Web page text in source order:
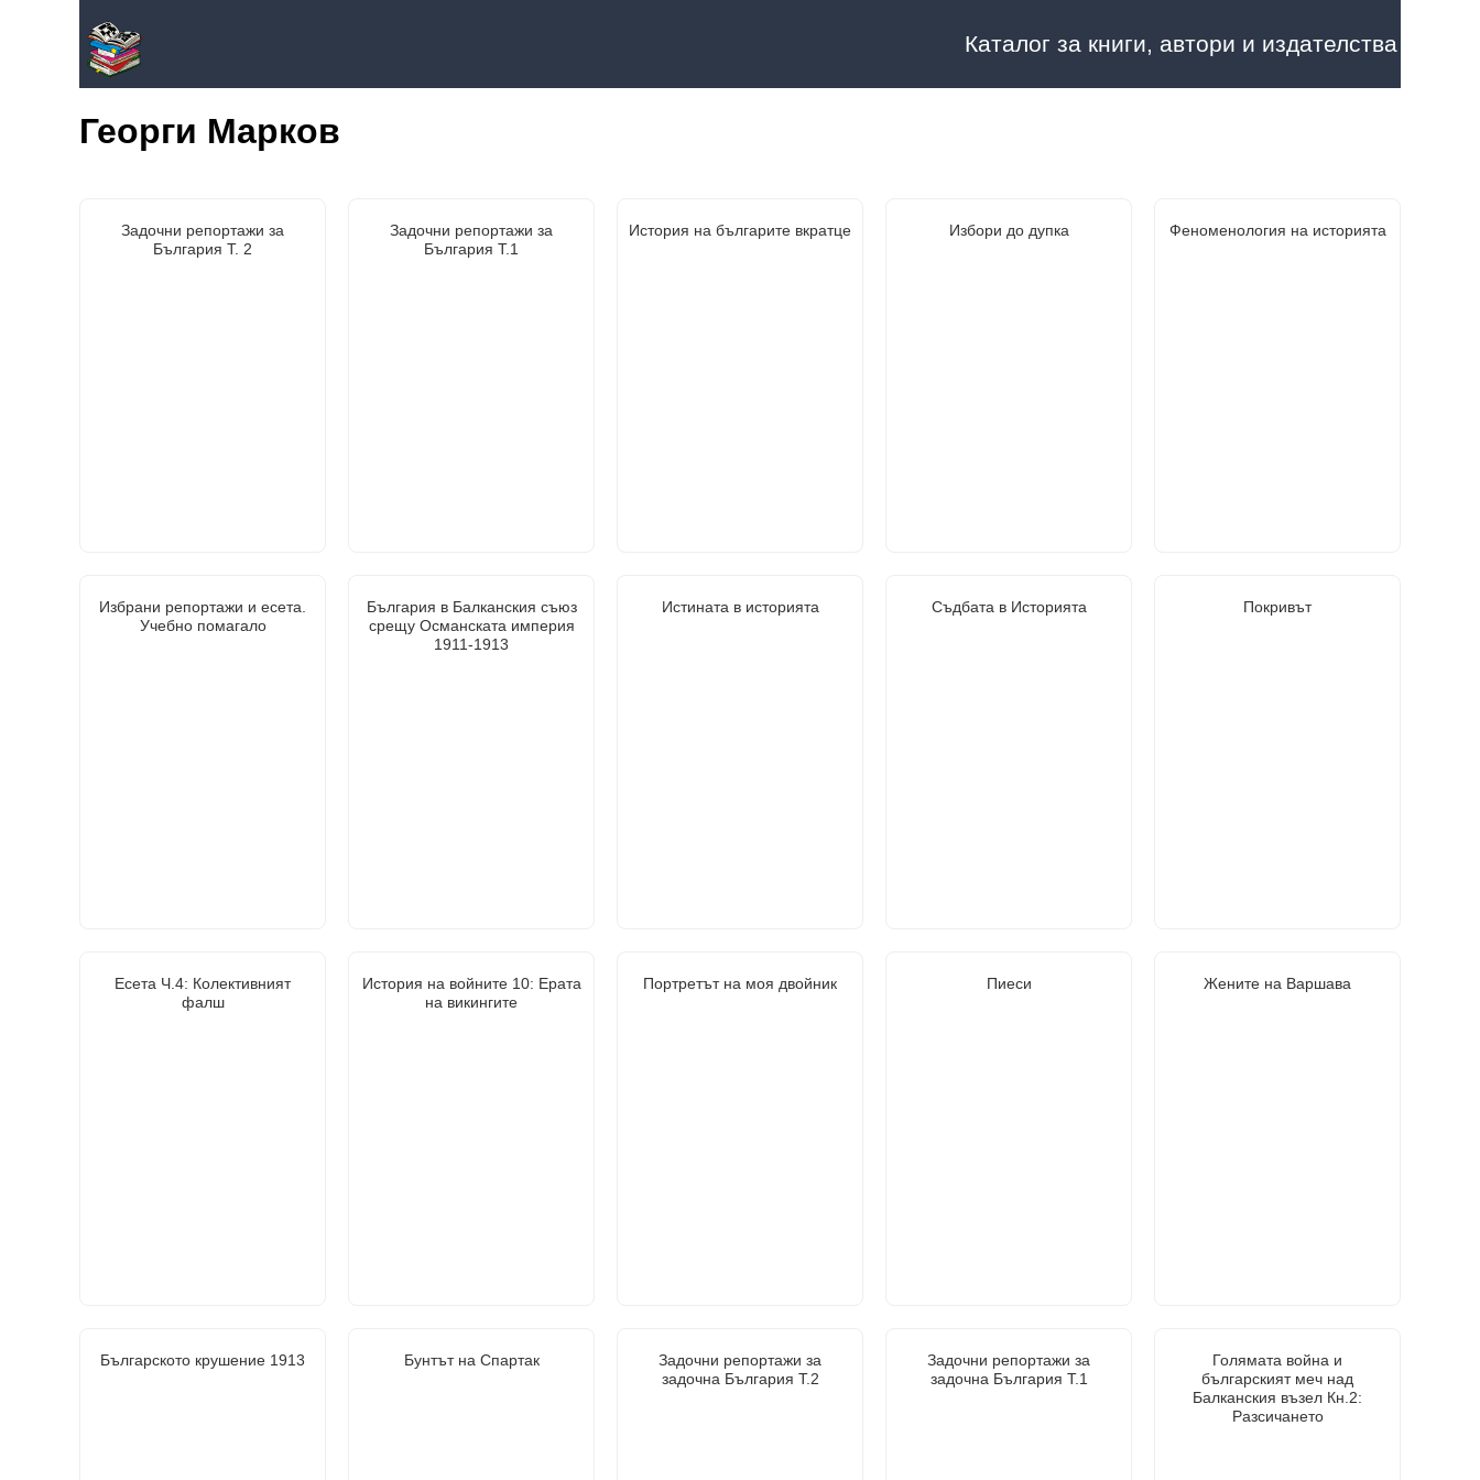
Каталог за книги, автори и издателства
Георги Марков
Задочни репортажи за
България Т. 2
Задочни репортажи за
България Т.1
История на българите вкратце Избори до дупка Феноменология на историята
Избрани репортажи и есета.
Учебно помагало
България в Балканския съюз
срещу Османската империя
1911-1913
Истината в историята Съдбата в Историята Покривът
Есета Ч.4: Колективният
фалш
История на войните 10: Ерата
на викингите
Портретът на моя двойник Пиеси Жените на Варшава
Българското крушение 1913 Бунтът на Спартак
Задочни репортажи за
задочна България Т.2
Задочни репортажи за
задочна България Т.1
Голямата война и
българският меч над
Балканския възел Кн.2:
Разсичането